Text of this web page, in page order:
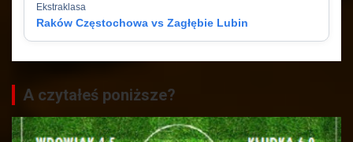
Ekstraklasa
Raków Częstochowa vs Zagłębie Lubin
A czytałeś poniższe?